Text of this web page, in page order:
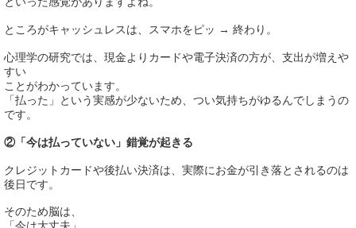
ところがキャッシュレスは、スマホをピッ → 終わり。
心理学の研究では、現金よりカードや電子決済の方が、支出が増えや
すい
ことがわかっています。
「払った」という実感が少ないため、つい気持ちがゆるんでしまうの
です。
②「今は払っていない」錯覚が起きる
クレジットカードや後払い決済は、実際にお金が引き落とされるのは
後日です。
そのため脳は、